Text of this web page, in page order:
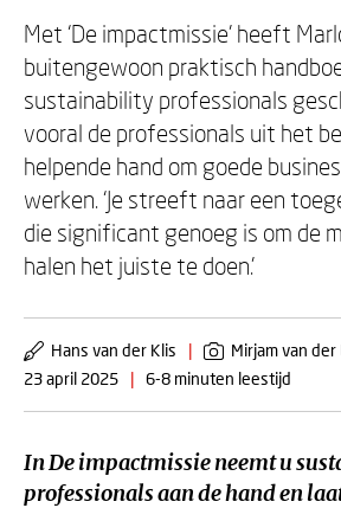
Met ‘De impactmissie’ heeft
buitengewoon praktisch
sustainability professionals
vooral de professionals uit het
helpende hand om goede
werken. ‘Je streeft naar een
die significant genoeg is om de
halen het juiste te doen.’
Hans van der Klis | Mirjam van der
23 april 2025
| 6-8 minuten leestijd
InDe impactmissieneemt u
professionalsaan de hand en